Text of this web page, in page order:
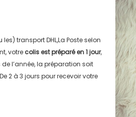
les) transportDHL,La Posteselon
votre colis est préparé en1 jour,
l’année, la préparation soit
De 2 à 3 jours pour recevoir votre